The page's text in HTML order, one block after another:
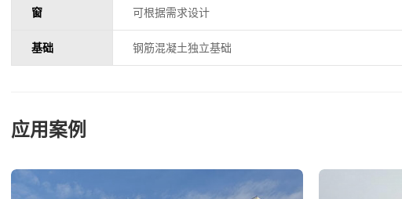
窗 可根据需求设计
基础 钢筋混凝土独立基础
应用案例